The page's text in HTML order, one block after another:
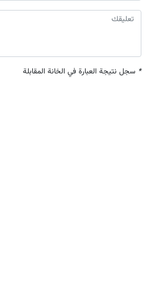
* سجل نتيجة العبارة في الخانة المقابلة